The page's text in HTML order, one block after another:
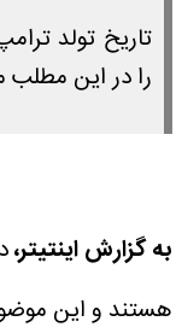
تاریخ تولد
را در این
به گزارش اینتیتر،
هستند و این